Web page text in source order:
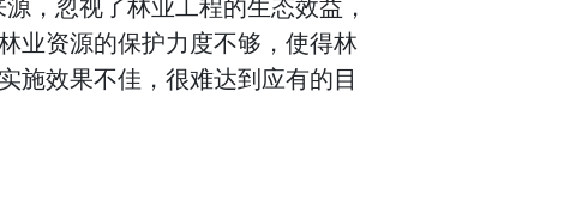
，忽视了林业工程的生态效益，
业资源的保护力度不够，使得林
施效果不佳，很难达到应有的目